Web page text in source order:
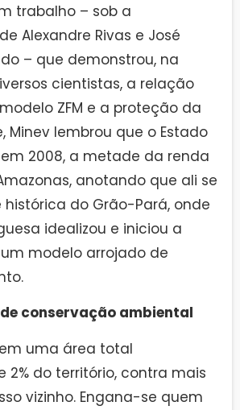
trabalho – sob a
Alexandre Rivas e José
– que demonstrou, na
cientistas, a relação
ZFM e a proteção da
Minev lembrou que o Estado
2008, a metade da renda
anotando que ali se
histórica do Grão-Pará, onde
idealizou e iniciou a
modelo arrojado de
conservação ambiental
uma área total
2% do território, contra mais
vizinho. Engana-se quem